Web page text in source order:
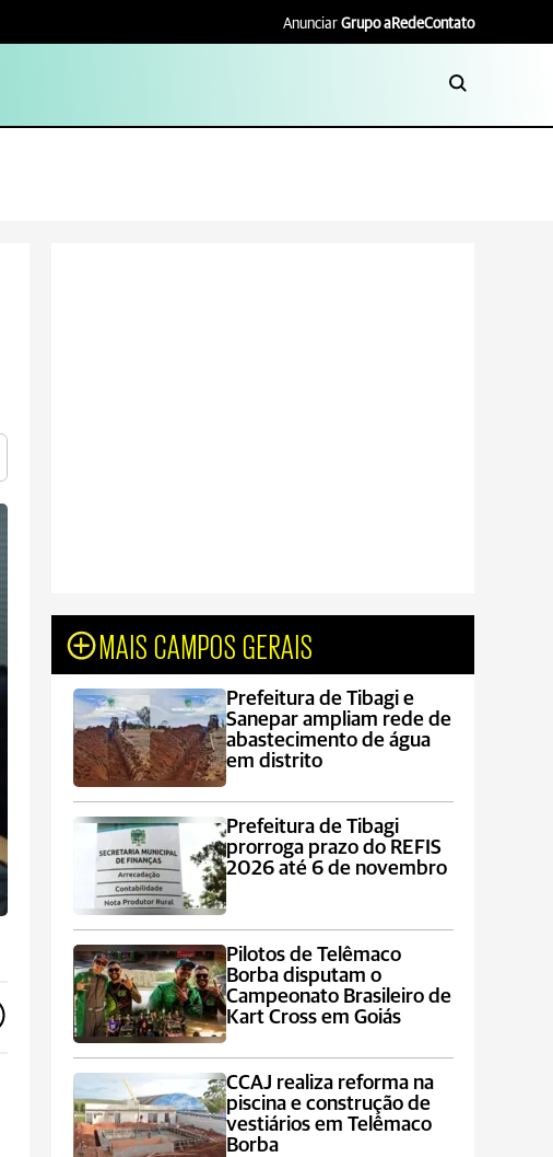
Anunciar Grupo aRedeContato
MAIS CAMPOS GERAIS
Prefeitura de Tibagi e
Sanepar ampliam rede de
abastecimento de água
em distrito
Prefeitura de Tibagi
prorroga prazo do REFIS
2026 até 6 de novembro
Pilotos de Telêmaco
Borba disputam o
Campeonato Brasileiro de
Kart Cross em Goiás
CCAJ realiza reforma na
piscina e construção de
vestiários em Telêmaco
Borba